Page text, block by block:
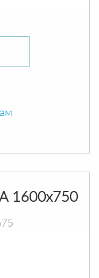
1600х750